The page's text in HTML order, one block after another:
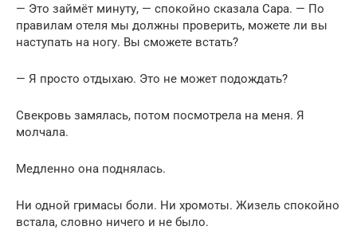
— Это займёт минуту, — спокойно сказала Сара. — По
правилам отеля мы должны проверить, можете ли вы
наступать на ногу. Вы сможете встать?
— Я просто отдыхаю. Это не может подождать?
Свекровь замялась, потом посмотрела на меня. Я
молчала.
Медленно она поднялась.
Ни одной гримасы боли. Ни хромоты. Жизель спокойно
встала, словно ничего и не было.